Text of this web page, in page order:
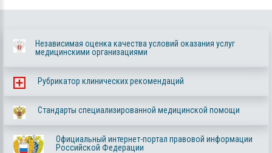
Независимая оценка качества условий оказания услуг
медицинскими организациями
Рубрикатор клинических рекомендаций
Стандарты специализированной медицинской помощи
Официальный интернет-портал правовой информации
Российской Федерации